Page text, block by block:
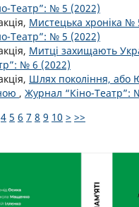
Театр”: № 5 (2022)
Мистецька хроніка №
Театр”: № 5 (2022)
Митці захищають
№ 6 (2022)
Шлях покоління, або
, Журнал “Кіно-Театр”:
4 5 6 7 8 9 10 > >>